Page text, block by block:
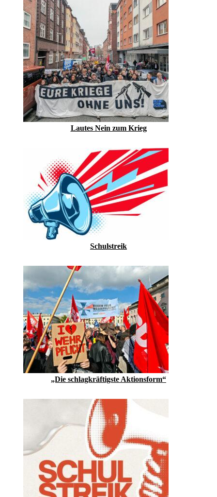
Lautes Nein zum Krieg
Schulstreik
„Die schlagkräftigste ­Aktionsform“